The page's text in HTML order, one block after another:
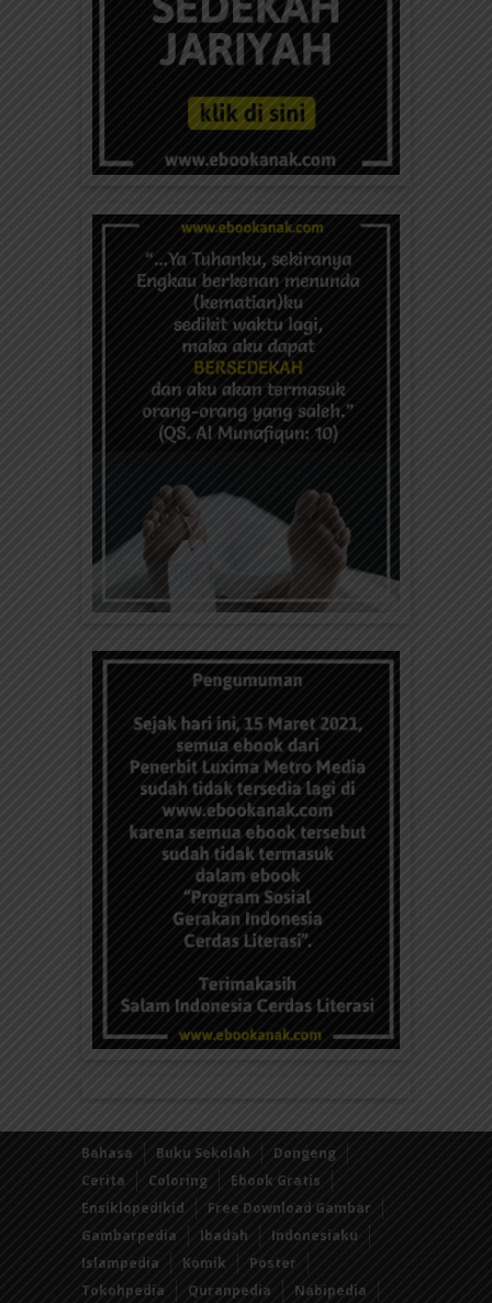
Bahasa Buku Sekolah
Dongeng
Cerita
Coloring
Ebook Gratis
Ensiklopedikid
Free Download Gambar
Gambarpedia
Ibadah
Indonesiaku
Islampedia
Komik
Poster
Tokohpedia
Quranpedia
Nabipedia